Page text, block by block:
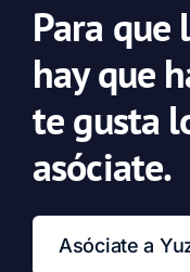
Para que
hay que
te gusta
asóciate.
Asóciate a